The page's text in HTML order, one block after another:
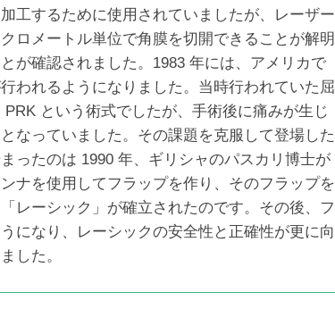
工するために使用されていましたが、レーザー
ロメートル単位で角膜を切開できることが解明
が確認されました。1983 年には、アメリカで
われるようになりました。当時行われていた屈
という術式でしたが、手術後に痛みが生じ
なっていました。その課題を克服して登場した
ったのは 1990 年、ギリシャのパスカリ博士が
ナを使用してフラップを作り、そのフラップを
レーシック」が確立されたのです。その後、フ
になり、レーシックの安全性と正確性が更に向
した。